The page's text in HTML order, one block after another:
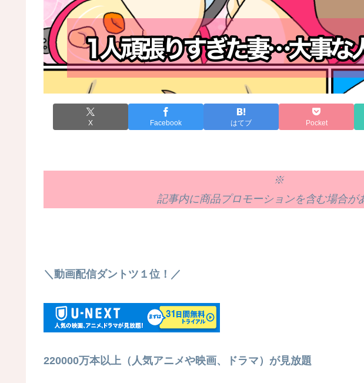
X Facebook はてブ Pocket
※
記事内に商品プロモーションを含む場合が
＼動画配信ダントツ１位！／
220000万本以上（人気アニメや映画、ドラマ）が見放題